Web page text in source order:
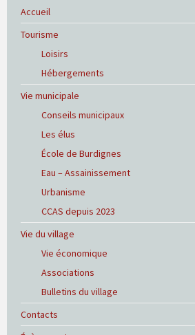
Accueil
Tourisme
Loisirs
Hébergements
Vie municipale
Conseils municipaux
Les élus
École de Burdignes
Eau – Assainissement
Urbanisme
CCAS depuis 2023
Vie du village
Vie économique
Associations
Bulletins du village
Contacts